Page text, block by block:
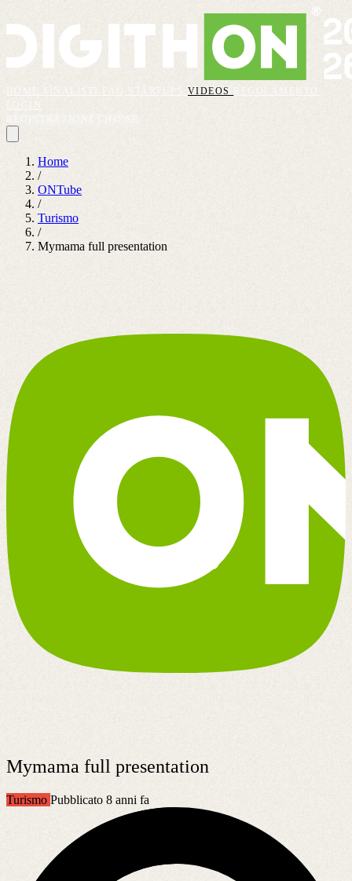
VIDEOS
REGOLAMENTO
Home
/
ONTube
/
Turismo
/
Mymama full presentation
Mymama full presentation
Turismo Pubblicato 8 anni fa